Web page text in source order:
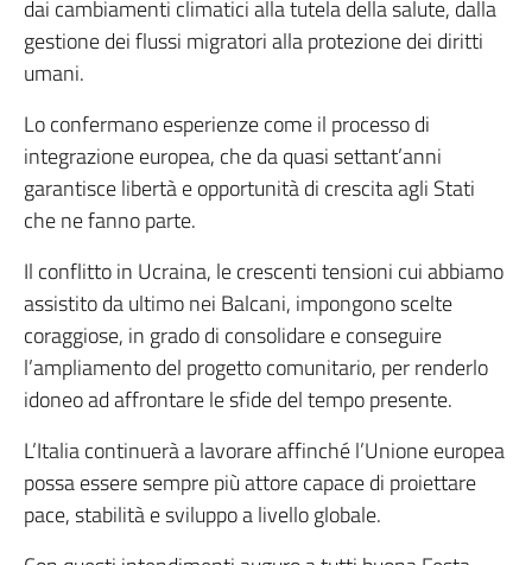
dai cambiamenti climatici alla tutela della salute, dalla
gestione dei flussi migratori alla protezione dei diritti
umani.
Lo confermano esperienze come il processo di
integrazione europea, che da quasi settant’anni
garantisce libertà e opportunità di crescita agli Stati
che ne fanno parte.
Il conflitto in Ucraina, le crescenti tensioni cui abbiamo
assistito da ultimo nei Balcani, impongono scelte
coraggiose, in grado di consolidare e conseguire
l’ampliamento del progetto comunitario, per renderlo
idoneo ad affrontare le sfide del tempo presente.
L’Italia continuerà a lavorare affinché l’Unione europea
possa essere sempre più attore capace di proiettare
pace, stabilità e sviluppo a livello globale.